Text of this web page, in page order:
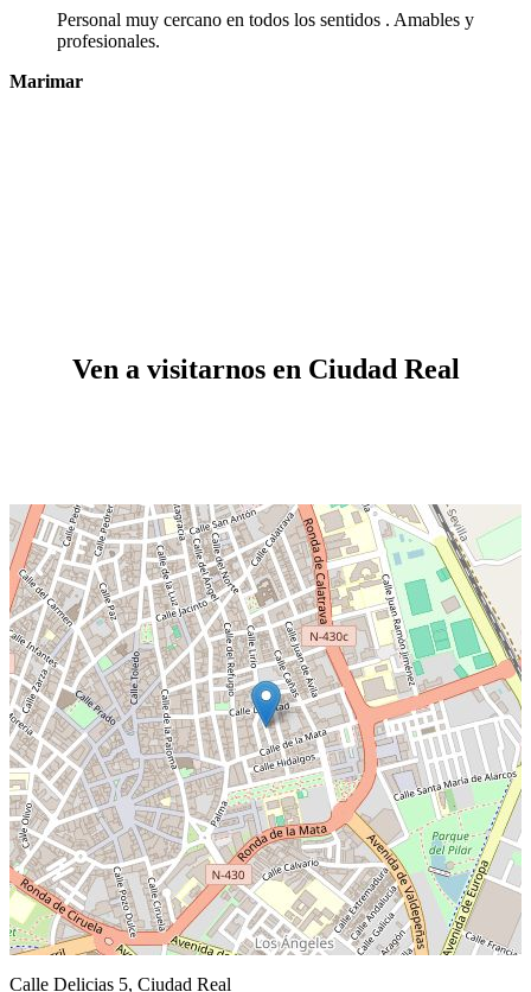
Personal muy cercano en todos los sentidos . Amables y
profesionales.
Marimar
Ven a visitarnos en Ciudad Real
Calle Delicias 5, Ciudad Real